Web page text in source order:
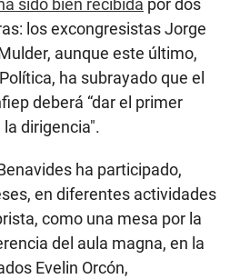
sido bien recibida por dos
los excongresistas Jorge
aunque este último,
ha subrayado que el
deberá “dar el primer
la dirigencia".
ha participado,
en diferentes actividades
como una mesa por la
del aula magna, en la
Evelin Orcón,